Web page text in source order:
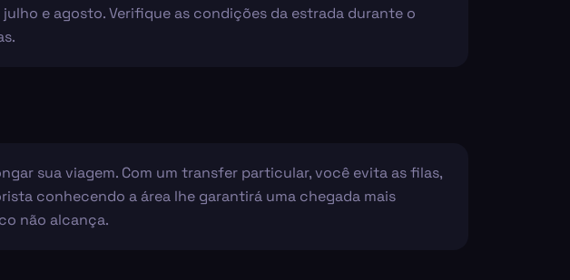
e agosto. Verifique as condições da estrada durante o
sua viagem. Com um transfer particular, você evita as filas,
conhecendo a área lhe garantirá uma chegada mais
não alcança.